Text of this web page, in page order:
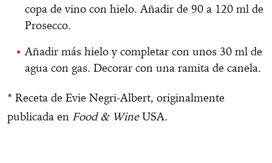
copa de vino con hielo. Añadir de 90 a 120 ml de
Prosecco.
Añadir más hielo y completar con unos 30 ml de
agua con gas. Decorar con una ramita de canela.
* Receta de Evie Negri-Albert, originalmente
publicada en Food & WineUSA.